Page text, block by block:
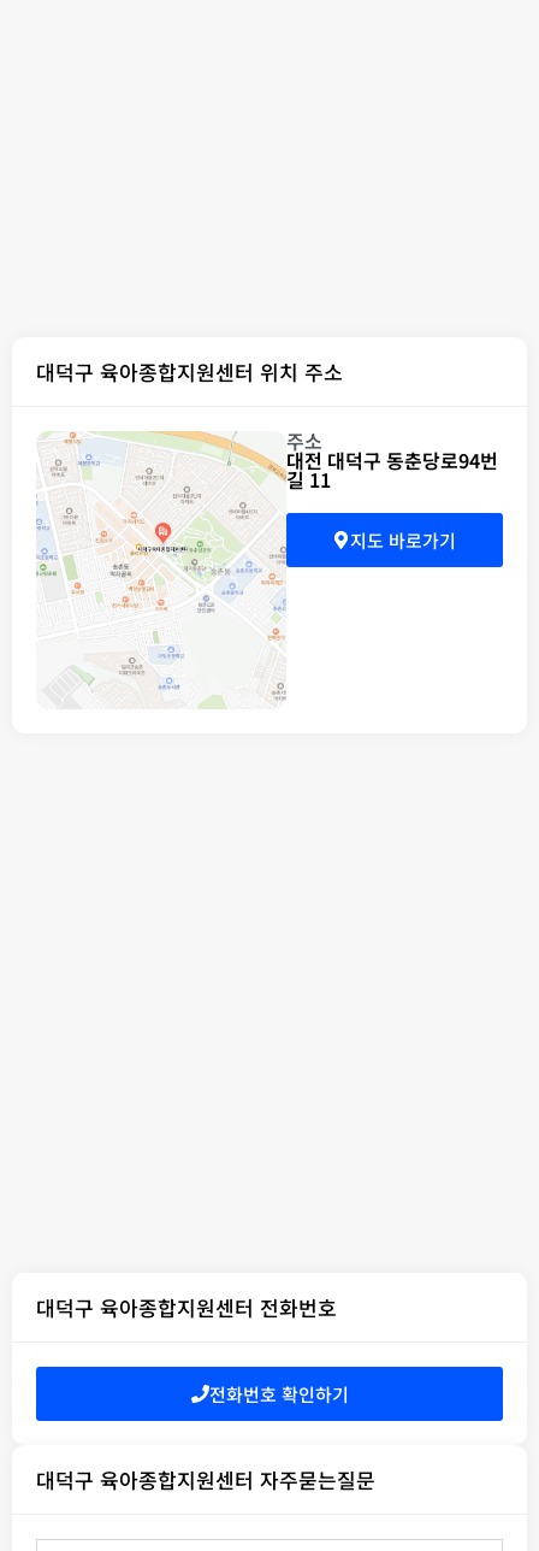
대덕구 육아종합지원센터 위치 주소
주소
대전 대덕구 동춘당로94번
길 11
지도 바로가기
대덕구 육아종합지원센터 전화번호
전화번호 확인하기
대덕구 육아종합지원센터 자주묻는질문